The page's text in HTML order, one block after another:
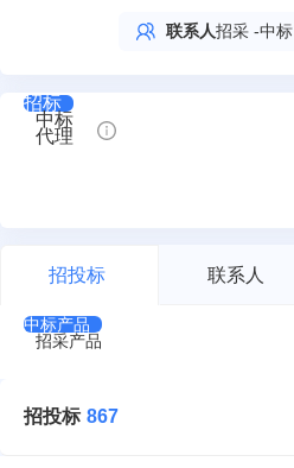
联系人招采 -中标
招标
中标
代理
招投标 联系人
中标产品
招采产品
招投标 867